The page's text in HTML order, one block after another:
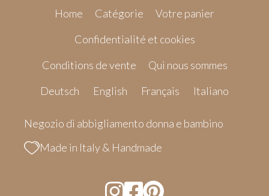
Home Catégorie
Votre panier
Confidentialité et cookies
Conditions de vente
Qui nous sommes
Deutsch
English Français Italiano
Negozio di abbigliamento donna e bambino
Made in Italy & Handmade